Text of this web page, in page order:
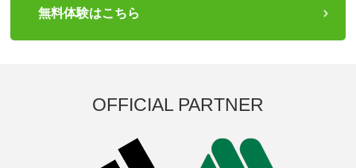
無料体験はこちら
OFFICIAL PARTNER